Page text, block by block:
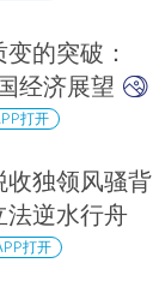
的突破：
经济展望
打开
收独领风骚背
法逆水行舟
打开